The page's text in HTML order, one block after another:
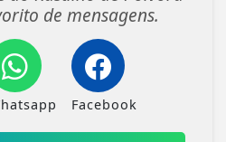
de mensagens.
Facebook